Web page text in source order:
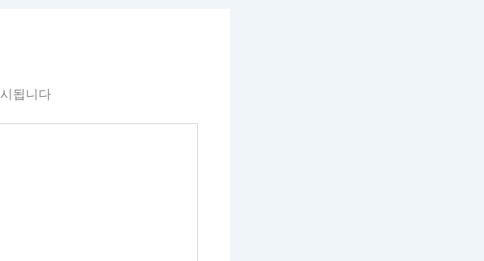
됩니다